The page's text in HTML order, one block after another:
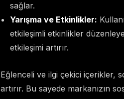
sağlar.
Yarışma ve Etkinlikler:
etkileşimli etkinlikler
etkileşimi artırır.
Eğlenceli ve ilgi çekici içerikler,
artırır. Bu sayede markanızın